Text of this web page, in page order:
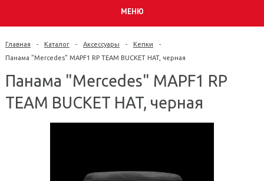
МЕНЮ
Главная - Каталог - Аксессуары - Кепки
-
Панама "Mercedes" MAPF1 RP TEAM BUCKET HAT, черная
Панама "Mercedes" MAPF1 RP
TEAM BUCKET HAT, черная